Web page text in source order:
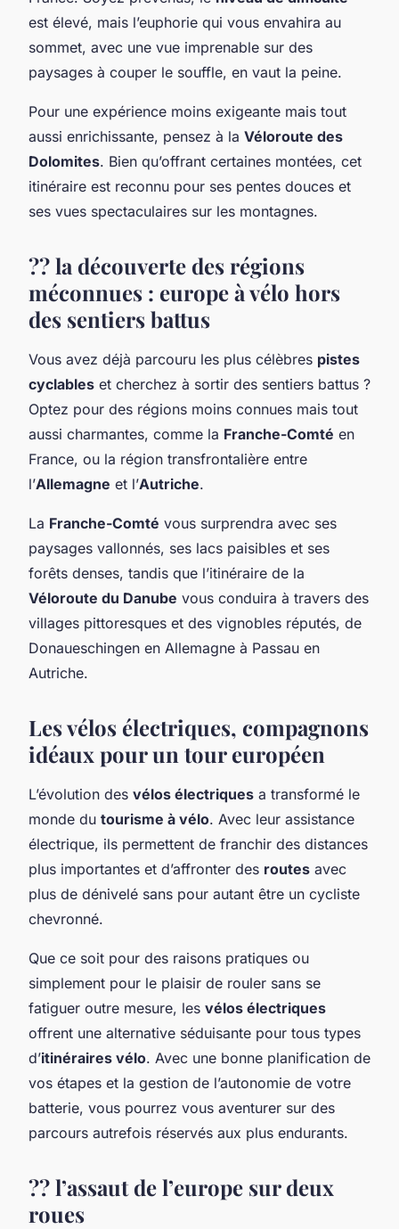
est élevé, mais l’euphorie qui vous envahira au
sommet, avec une vue imprenable sur des
paysages à couper le souffle, en vaut la peine.
Pour une expérience moins exigeante mais tout
aussi enrichissante, pensez à la Véloroute des
Dolomites. Bien qu’offrant certaines montées, cet
itinéraire est reconnu pour ses pentes douces et
ses vues spectaculaires sur les montagnes.
?? la découverte des régions
méconnues : europeà vélo hors
des sentiers battus
Vous avez déjà parcouru les plus célèbres pistes
cyclables et cherchez à sortir des sentiers battus ?
Optez pour des régions moins connues mais tout
aussi charmantes, comme la Franche-Comté en
France, ou la région transfrontalière entre
l’Allemagne et l’Autriche.
La Franche-Comté vous surprendra avec ses
paysages vallonnés, ses lacs paisibles et ses
forêts denses, tandis que l’itinéraire de la
Véloroute du Danube vous conduira à travers des
villages pittoresques et des vignobles réputés, de
Donaueschingen en Allemagne à Passau en
Autriche.
Lesvélos électriques, compagnons
idéaux pour un toureuropéen
L’évolution des vélos électriques a transformé le
monde du tourisme à vélo. Avec leur assistance
électrique, ils permettent de franchir des distances
plus importantes et d’affronter des routes avec
plus de dénivelé sans pour autant être un cycliste
chevronné.
Que ce soit pour des raisons pratiques ou
simplement pour le plaisir de rouler sans se
fatiguer outre mesure, les vélos électriques
offrent une alternative séduisante pour tous types
d’itinéraires vélo. Avec une bonne planification de
vos étapes et la gestion de l’autonomie de votre
batterie, vous pourrez vous aventurer sur des
parcours autrefois réservés aux plus endurants.
?? l’assaut de l’europe sur deux
roues